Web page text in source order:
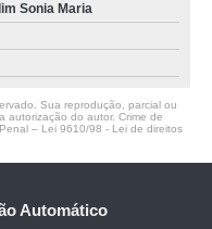
Sonia Maria
Sua reprodução, parcial ou
autorização do autor. Crime de
– Lei 9610/98 - Lei de direitos
Automático